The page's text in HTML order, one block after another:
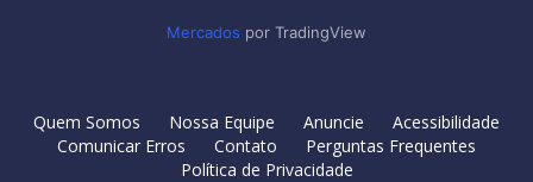
Mercados por TradingView
Quem Somos Nossa Equipe Anuncie
Acessibilidade
Comunicar Erros
Contato
Perguntas Frequentes
Política de Privacidade